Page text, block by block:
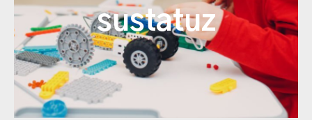
sustatuz